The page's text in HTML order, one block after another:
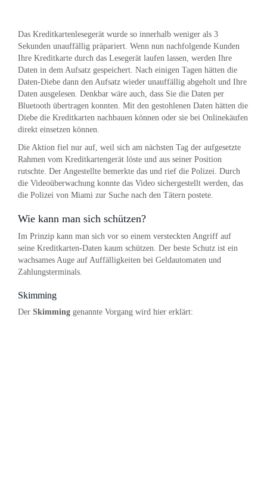
Das Kreditkartenlesegerät wurde so innerhalb weniger als 3
Sekunden unauffällig präpariert. Wenn nun nachfolgende Kunden
Ihre Kreditkarte durch das Lesegerät laufen lassen, werden Ihre
Daten in dem Aufsatz gespeichert. Nach einigen Tagen hätten die
Daten-Diebe dann den Aufsatz wieder unauffällig abgeholt und Ihre
Daten ausgelesen. Denkbar wäre auch, dass Sie die Daten per
Bluetooth übertragen konnten. Mit den gestohlenen Daten hätten die
Diebe die Kreditkarten nachbauen können oder sie bei Onlinekäufen
direkt einsetzen können.
Die Aktion fiel nur auf, weil sich am nächsten Tag der aufgesetzte
Rahmen vom Kreditkartengerät löste und aus seiner Position
rutschte. Der Angestellte bemerkte das und rief die Polizei. Durch
die Videoüberwachung konnte das Video sichergestellt werden, das
die Polizei von Miami zur Suche nach den Tätern postete.
Wie kann man sich schützen?
Im Prinzip kann man sich vor so einem versteckten Angriff auf
seine Kreditkarten-Daten kaum schützen. Der beste Schutz ist ein
wachsames Auge auf Auffälligkeiten bei Geldautomaten und
Zahlungsterminals.
Skimming
Der Skimming genannte Vorgang wird hier erklärt: